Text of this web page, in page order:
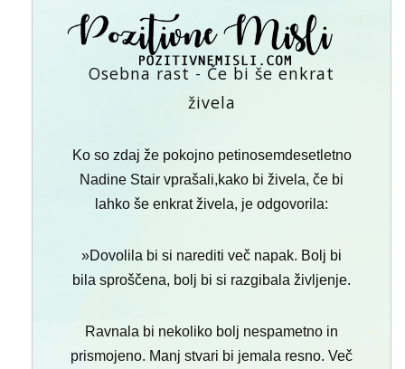
Osebna rast - Če bi še enkrat
živela
Ko so zdaj že pokojno petinosemdesetletno
Nadine Stair vprašali,kako bi živela, če bi
lahko še enkrat živela, je odgovorila:
»Dovolila bi si narediti več napak. Bolj bi
bila sproščena, bolj bi si razgibala življenje.
Ravnala bi nekoliko bolj nespametno in
prismojeno. Manj stvari bi jemala resno. Več